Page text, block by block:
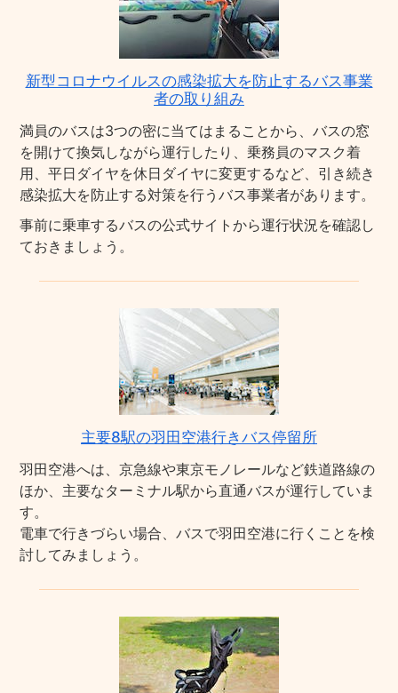
新型コロナウイルスの感染拡大を防止するバス事業
者の取り組み
満員のバスは3つの密に当てはまることから、バスの窓
を開けて換気しながら運行したり、乗務員のマスク着
用、平日ダイヤを休日ダイヤに変更するなど、引き続き
感染拡大を防止する対策を行うバス事業者があります。
事前に乗車するバスの公式サイトから運行状況を確認し
ておきましょう。
主要8駅の羽田空港行きバス停留所
羽田空港へは、京急線や東京モノレールなど鉄道路線の
ほか、主要なターミナル駅から直通バスが運行していま
す。
電車で行きづらい場合、バスで羽田空港に行くことを検
討してみましょう。